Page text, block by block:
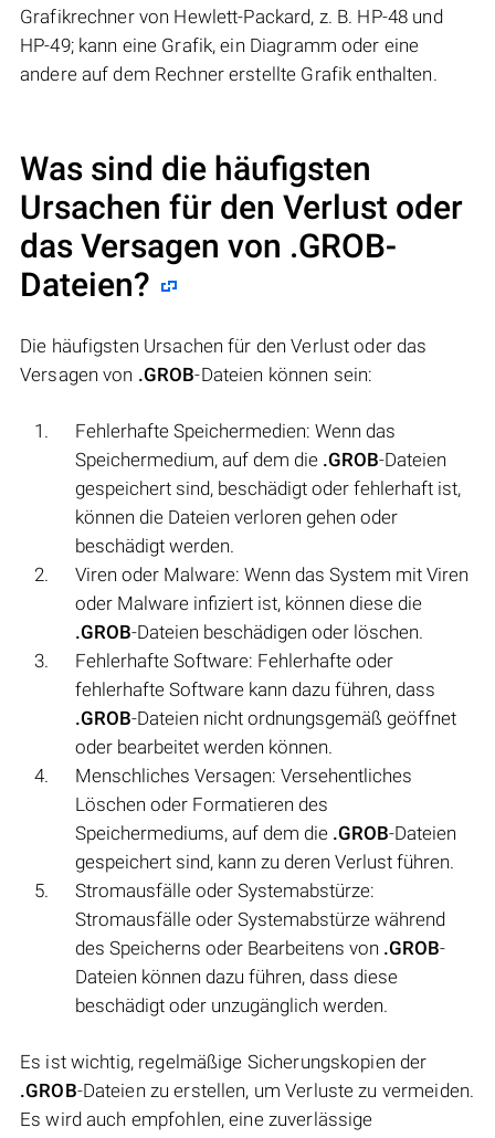
Grafikrechner von Hewlett-Packard, z. B. HP-48 und
HP-49; kann eine Grafik, ein Diagramm oder eine
andere auf dem Rechner erstellte Grafik enthalten.
Was sind die häufigsten
Ursachen für den Verlust oder
das Versagen von .GROB-
Dateien?
Die häufigsten Ursachen für den Verlust oder das
Versagen von .GROB-Dateien können sein:
Fehlerhafte Speichermedien: Wenn das
Speichermedium, auf dem die .GROB-Dateien
gespeichert sind, beschädigt oder fehlerhaft ist,
können die Dateien verloren gehen oder
beschädigt werden.
Viren oder Malware: Wenn das System mit Viren
oder Malware infiziert ist, können diese die
.GROB-Dateien beschädigen oder löschen.
Fehlerhafte Software: Fehlerhafte oder
fehlerhafte Software kann dazu führen, dass
.GROB-Dateien nicht ordnungsgemäß geöffnet
oder bearbeitet werden können.
Menschliches Versagen: Versehentliches
Löschen oder Formatieren des
Speichermediums, auf dem die .GROB-Dateien
gespeichert sind, kann zu deren Verlust führen.
Stromausfälle oder Systemabstürze:
Stromausfälle oder Systemabstürze während
des Speicherns oder Bearbeitens von .GROB-
Dateien können dazu führen, dass diese
beschädigt oder unzugänglich werden.
Es ist wichtig, regelmäßige Sicherungskopien der
.GROB-Dateien zu erstellen, um Verluste zu vermeiden.
Es wird auch empfohlen, eine zuverlässige